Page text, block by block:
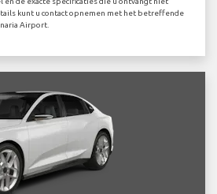
kunt u contact opnemen met het betreffende
Airport.